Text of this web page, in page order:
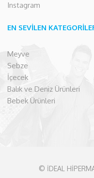
Instagram
EN SEVİLEN
Meyve
Sebze
İçecek
Balık ve Deniz Ürünleri
Bebek Ürünleri
© İDEAL